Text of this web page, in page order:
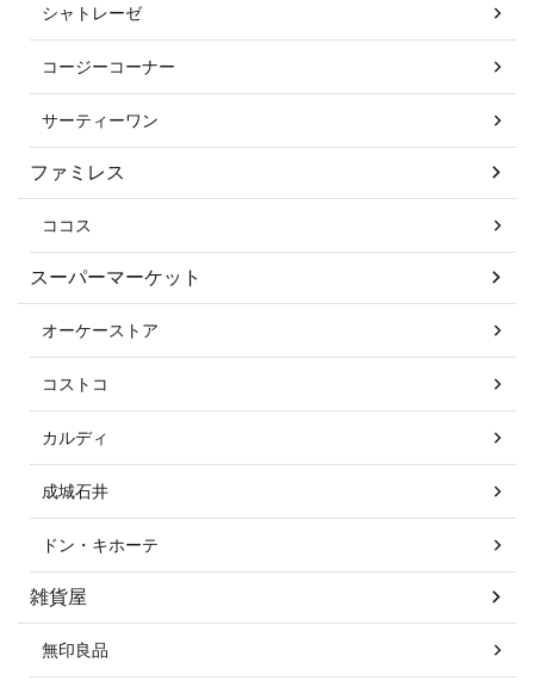
シャトレーゼ
コージーコーナー
サーティーワン
ファミレス
ココス
スーパーマーケット
オーケーストア
コストコ
カルディ
成城石井
ドン・キホーテ
雑貨屋
無印良品